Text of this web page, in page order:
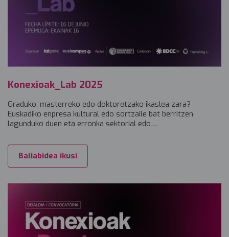
Konexioak_Lab 2025
Graduko, masterreko edo doktoretzako ikaslea zara?
Euskadiko enpresa kultural edo sortzaile bat berritzen
lagunduko duen eta erronka sektorial edo…
Baliabidea ikusi